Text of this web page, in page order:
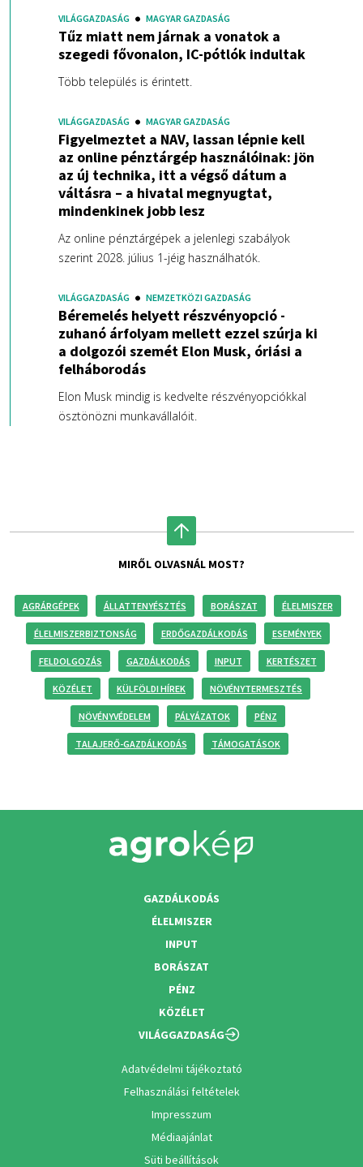
VILÁGGAZDASÁG MAGYAR GAZDASÁG
Tűz miatt nem járnak a vonatok a
szegedi fővonalon, IC-pótlók indultak
Több település is érintett.
VILÁGGAZDASÁG MAGYAR GAZDASÁG
Figyelmeztet a NAV, lassan lépnie kell
az online pénztárgép használóinak: jön
az új technika, itt a végső dátum a
váltásra – a hivatal megnyugtat,
mindenkinek jobb lesz
Az online pénztárgépek a jelenlegi szabályok
szerint 2028. július 1-jéig használhatók.
VILÁGGAZDASÁG NEMZETKÖZI GAZDASÁG
Béremelés helyett részvényopció -
zuhanó árfolyam mellett ezzel szúrja ki
a dolgozói szemét Elon Musk, óriási a
felháborodás
Elon Musk mindig is kedvelte részvényopciókkal
ösztönözni munkavállalóit.
MIRŐL OLVASNÁL MOST?
AGRÁRGÉPEK ÁLLATTENYÉSZTÉS BORÁSZAT ÉLELMISZER
ÉLELMISZERBIZTONSÁG ERDŐGAZDÁLKODÁS ESEMÉNYEK
FELDOLGOZÁS GAZDÁLKODÁS INPUT KERTÉSZET
KÖZÉLET KÜLFÖLDI HÍREK NÖVÉNYTERMESZTÉS
NÖVÉNYVÉDELEM PÁLYÁZATOK PÉNZ
TALAJERŐ-GAZDÁLKODÁS TÁMOGATÁSOK
GAZDÁLKODÁS
ÉLELMISZER
INPUT
BORÁSZAT
PÉNZ
KÖZÉLET
VILÁGGAZDASÁG
Adatvédelmi tájékoztató
Felhasználási feltételek
Impresszum
Médiaajánlat
Süti beállítások